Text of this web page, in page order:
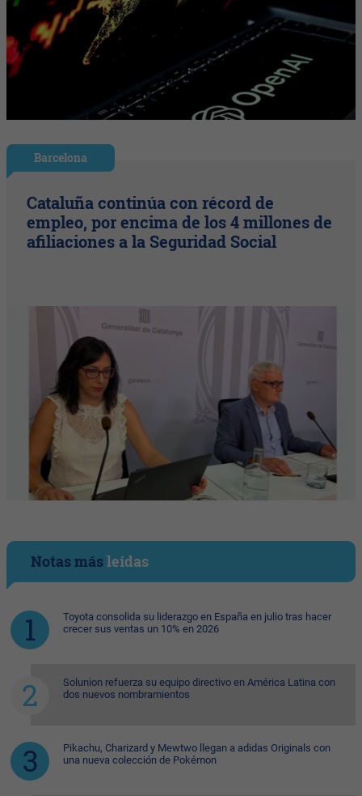
Barcelona
Cataluña continúa con récord de
empleo, por encima de los 4 millones de
afiliaciones a la Seguridad Social
Notas másleídas
Toyota consolida su liderazgo en España en julio tras hacer
crecer sus ventas un 10% en 2026
Solunion refuerza su equipo directivo en América Latina con
dos nuevos nombramientos
Pikachu, Charizard y Mewtwo llegan a adidas Originals con
una nueva colección de Pokémon